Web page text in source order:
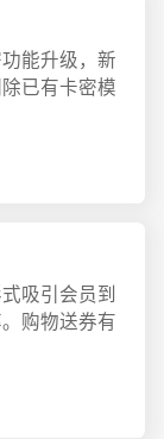
能升级，新
已有卡密模
吸引会员到
购物送券有